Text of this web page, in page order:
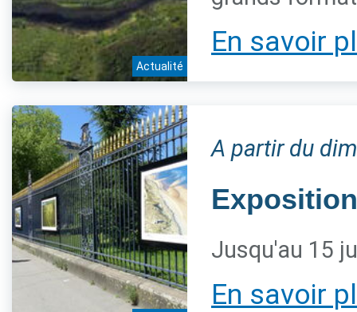
Actualité
En savoir
A partir du
Jusqu'au 15
En savoir